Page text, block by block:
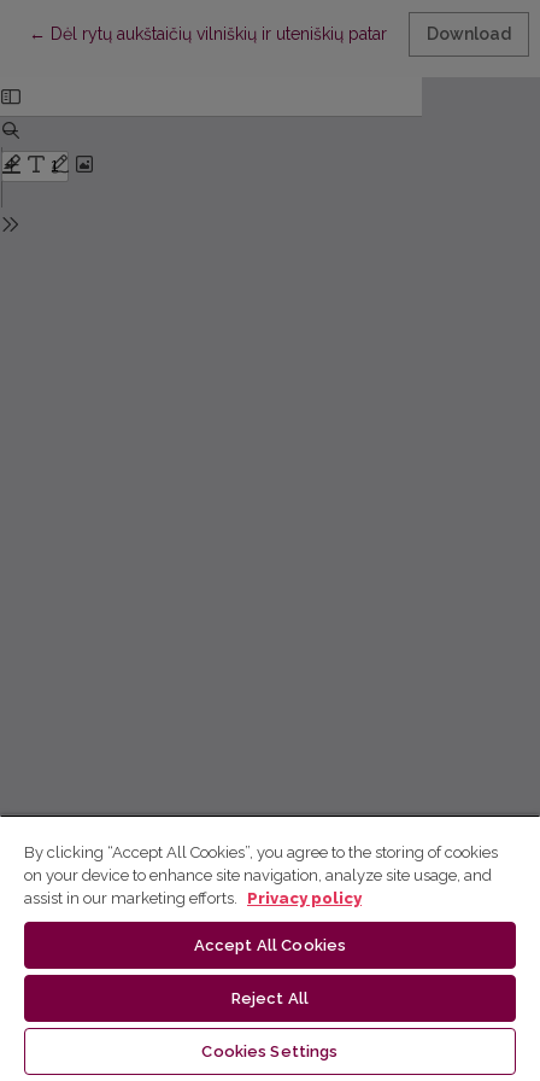
← Return to Article Details
Dėl rytų aukštaičių vilniškių ir uteniškių patarmių ribosDownload
By clicking “Accept All Cookies”, you agree to the storing of cookies
on your device to enhance site navigation, analyze site usage, and
assist in our marketing efforts.
Privacy policy
Accept All Cookies
Reject All
Cookies Settings